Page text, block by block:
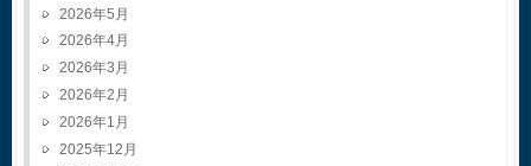
2026年5月
2026年4月
2026年3月
2026年2月
2026年1月
2025年12月